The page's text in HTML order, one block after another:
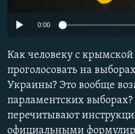
ELIFBE
УКРАИНСКАЯ ПРОБЛЕМА КРЫМА
Все сайты RFE/RL
0:00
Как человеку с
проголосовать на
Украины? Это вообще
парламентских
перечитывают
официальными